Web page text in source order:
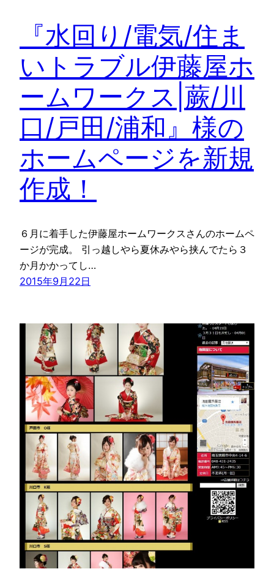
『水回り/電気/住ま
いトラブル伊藤屋ホ
ームワークス|蕨/川
口/戸田/浦和』様の
ホームページを新規
作成！
６月に着手した伊藤屋ホームワークスさんのホームペ
ージが完成。 引っ越しやら夏休みやら挟んでたら３
か月かかってし…
2015年9月22日